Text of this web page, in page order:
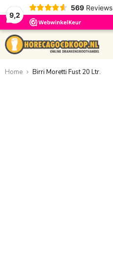
9,2
569 Reviews
Ga naar de inhoud
Home Birri Moretti Fust 20 Ltr.